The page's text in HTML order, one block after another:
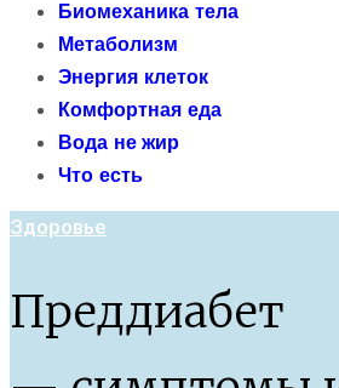
организма после 40 лет
MenuБиомеханика тела
Метаболизм
Энергия клеток
Комфортная еда
Вода не жир
Что есть
Здоровье
Преддиабет